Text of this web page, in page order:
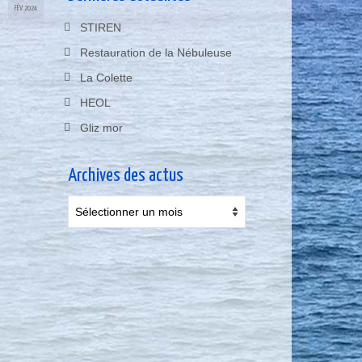
FÉV 2024
STIREN
Restauration de la Nébuleuse
La Colette
HEOL
Gliz mor
Archives des actus
des
actus